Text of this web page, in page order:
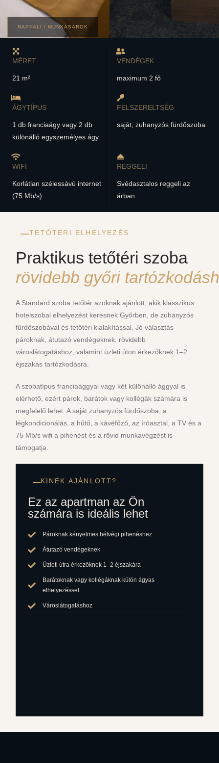
NAPPALI / MUNKASAROK
MÉRET
21 m²
VENDÉGEK
maximum 2 fő
ÁGYTÍPUS
1 db franciaágy vagy 2 db
különálló egyszemélyes ágy
FELSZERELTSÉG
saját, zuhanyzós fürdőszoba
WIFI
Korlátlan szélessávú internet
(75 Mb/s)
REGGELI
Svédasztalos reggeli az
árban
TETŐTÉRI ELHELYEZÉS
Praktikus tetőtéri szoba
rövidebb győri
A Standard szoba tetőtér azoknak ajánlott, akik klasszikus
hotelszobai elhelyezést keresnek Győrben, de zuhanyzós
fürdőszobával és tetőtéri kialakítással. Jó választás
pároknak, átutazó vendégeknek, rövidebb
városlátogatáshoz, valamint üzleti úton érkezőknek 1–2
éjszakás tartózkodásra.
A szobatípus franciaággyal vagy két különálló ággyal is
elérhető, ezért párok, barátok vagy kollégák számára is
megfelelő lehet. A saját zuhanyzós fürdőszoba, a
légkondicionálás, a hűtő, a kávéfőző, az íróasztal, a TV és a
75 Mb/s wifi a pihenést és a rövid munkavégzést is
támogatja.
KINEK AJÁNLOTT?
Ez az apartman az Ön
számára is ideális lehet
Pároknak kényelmes hétvégi pihenéshez
Átutazó vendégeknek
Üzleti útra érkezőknek 1–2 éjszakára
Barátoknak vagy kollégáknak külön ágyas
elhelyezéssel
Városlátogatáshoz